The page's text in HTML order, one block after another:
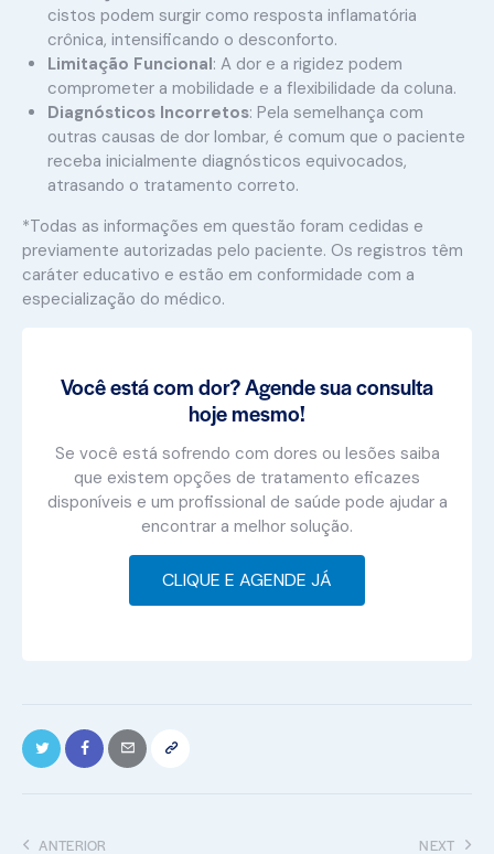
cistos podem surgir como resposta inflamatória
crônica, intensificando o desconforto.
Limitação Funcional: A dor e a rigidez podem
comprometer a mobilidade e a flexibilidade da coluna.
Diagnósticos Incorretos: Pela semelhança com
outras causas de dor lombar, é comum que o paciente
receba inicialmente diagnósticos equivocados,
atrasando o tratamento correto.
*Todas as informações em questão foram cedidas e
previamente autorizadas pelo paciente. Os registros têm
caráter educativo e estão em conformidade com a
especialização do médico.
Você está com dor? Agende sua consulta
hoje mesmo!
Se você está sofrendo com dores ou lesões saiba
que existem opções de tratamento eficazes
disponíveis e um profissional de saúde pode ajudar a
encontrar a melhor solução.
CLIQUE E AGENDE JÁ
ANTERIOR NEXT